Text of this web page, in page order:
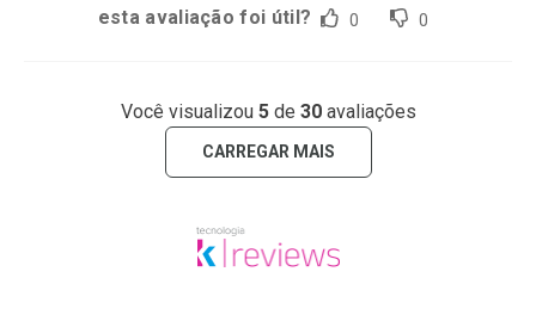
esta avaliação foi útil? 0 0
Você visualizou 5de 30avaliações
CARREGAR MAIS